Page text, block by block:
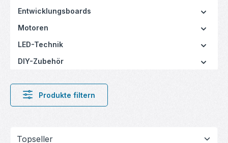
Entwicklungsboards
Motoren
LED-Technik
DIY-Zubehör
Produkte filtern